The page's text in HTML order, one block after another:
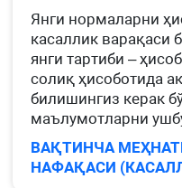
Янги нормаларни
касаллик варақаси
янги тартиби –
солиқ ҳисоботида
билишингиз керак
маълумотларни
ВАҚТИНЧА
НАФАҚАСИ